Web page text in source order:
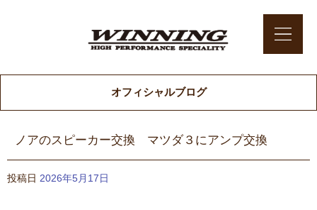
オフィシャルブログ
ノアのスピーカー交換 マツダ３にアンプ交換
投稿日 2026年5月17日